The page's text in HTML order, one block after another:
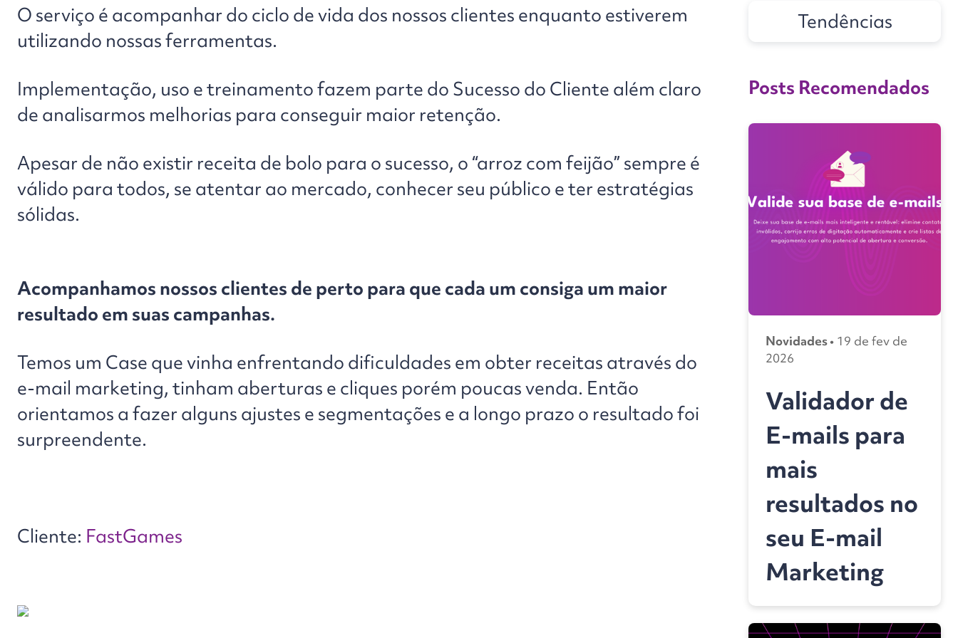
O serviço é acompanhar do ciclo de vida dos nossos clientes enquanto estiverem
utilizando nossas ferramentas.
Implementação, uso e treinamento fazem parte do Sucesso do Cliente além claro
de analisarmos melhorias para conseguir maior retenção.
Apesar de não existir receita de bolo para o sucesso, o “arroz com feijão” sempre é
válido para todos, se atentar ao mercado, conhecer seu público e ter estratégias
sólidas.
Acompanhamos nossos clientes de perto para que cada um consiga um maior
resultado em suas campanhas.
Temos um Case que vinha enfrentando dificuldades em obter receitas através do
e-mail marketing, tinham aberturas e cliques porém poucas venda. Então
orientamos a fazer alguns ajustes e segmentações e a longo prazo o resultado foi
surpreendente.
Cliente: FastGames
Tendências
Posts Recomendados
Novidades • 19 de fev de
2026
Validador de
E-mails para
mais
resultados no
seu E-mail
Marketing